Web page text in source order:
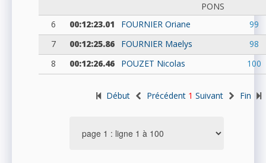
PONS
6 00:12:23.01 FOURNIER Oriane
99
7
00:12:25.86 FOURNIER Maelys
98
8
00:12:26.46 POUZET Nicolas 100
Début Précédent 1 Suivant Fin